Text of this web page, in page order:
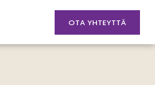
OTA YHTEYTTÄ